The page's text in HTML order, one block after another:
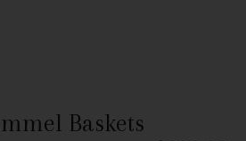
Baskets